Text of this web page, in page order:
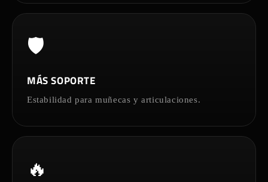
🛡️
MÁS SOPORTE
Estabilidad para muñecas y articulaciones.
🔥